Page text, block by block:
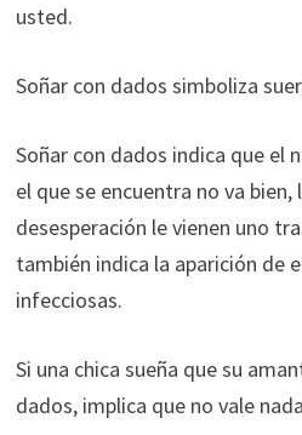
usted.
Soñar con dados simboliza
Soñar con dados indica que el
el que se encuentra no va bien,
desesperación le vienen uno
también indica la aparición de
infecciosas.
Si una chica sueña que su
dados, implica que no vale